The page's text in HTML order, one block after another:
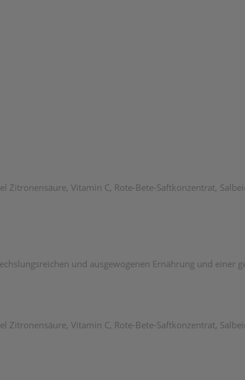
Zitronensäure, Vitamin C, Rote-Bete-Saftkonzentrat,
und ausgewogenen Ernährung und einer
Zitronensäure, Vitamin C, Rote-Bete-Saftkonzentrat,